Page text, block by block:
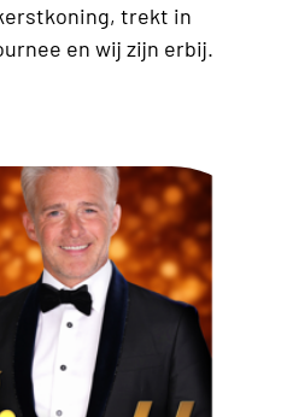
trekt in
en wij zijn erbij.